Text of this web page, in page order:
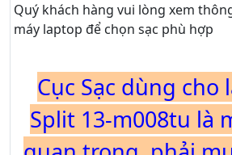
Quý khách hàng vui lòng xem
máy laptop để chọn sạc phù hợp
Cục Sạc dùng cho
Split 13-m008tu là